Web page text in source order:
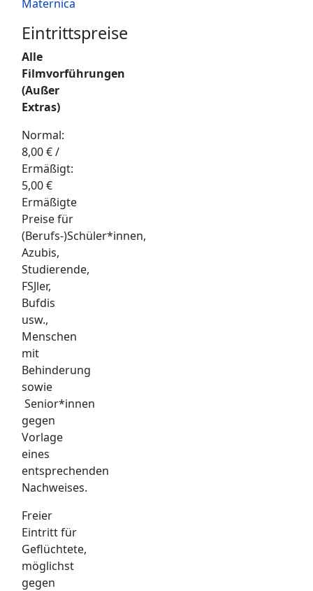
Maternica
Eintrittspreise
Alle
Filmvorführungen
(Außer
Extras)
Normal:
8,00 € /
Ermäßigt:
5,00 €
Ermäßigte
Preise für
(Berufs-)Schüler*innen,
Azubis,
Studierende,
FSJler,
Bufdis
usw.,
Menschen
mit
Behinderung
sowie
Senior*innen
gegen
Vorlage
eines
entsprechenden
Nachweises.
Freier
Eintritt für
Geflüchtete,
möglichst
gegen